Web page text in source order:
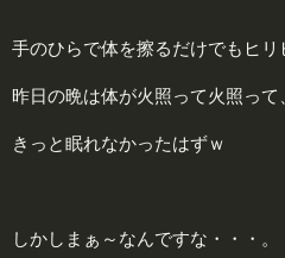
手のひらで体を擦るだけでもヒリ
昨日の晩は体が火照って火照っ
きっと眠れなかったはずｗ
しかしまぁ～なんですな・・・。